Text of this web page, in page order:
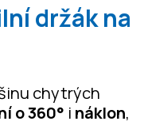
držák na
chytrých
o 360° i náklon,